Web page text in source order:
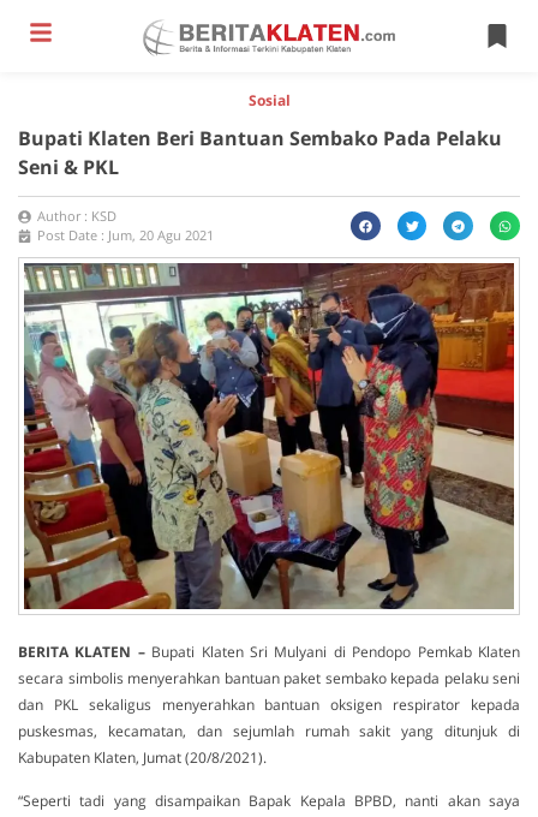
Sosial
Bupati Klaten Beri Bantuan Sembako Pada Pelaku
Seni & PKL
Author : KSD
Post Date : Jum, 20 Agu 2021
BERITA KLATEN – Bupati Klaten Sri Mulyani di Pendopo Pemkab Klaten
secara simbolis menyerahkan bantuan paket sembako kepada pelaku seni
dan PKL sekaligus menyerahkan bantuan oksigen respirator kepada
puskesmas, kecamatan, dan sejumlah rumah sakit yang ditunjuk di
Kabupaten Klaten, Jumat (20/8/2021).
“Seperti tadi yang disampaikan Bapak Kepala BPBD, nanti akan saya